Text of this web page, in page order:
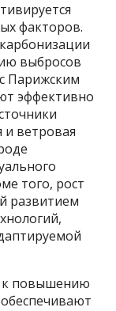
факторов.
выбросов
Парижским
эффективно
и ветровая
того, рост
развитием
к повышению